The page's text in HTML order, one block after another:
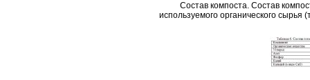
Состав компоста. Состав
используемого органического сырья